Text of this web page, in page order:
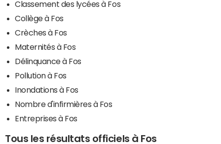
Classement des lycées à Fos
Collège à Fos
Crèches à Fos
Maternités à Fos
Délinquance à Fos
Pollution à Fos
Inondations à Fos
Nombre d'infirmières à Fos
Entreprises à Fos
Tous les résultats officiels à Fos